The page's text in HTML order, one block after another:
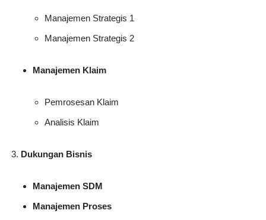
Manajemen Strategis 1
Manajemen Strategis 2
Manajemen Klaim
Pemrosesan Klaim
Analisis Klaim
Dukungan Bisnis
Manajemen SDM
Manajemen Proses